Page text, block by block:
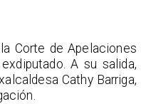
Corte de Apelaciones
A su salida,
Cathy Barriga,